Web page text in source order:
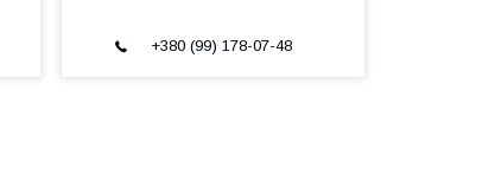
+380 (99) 178-07-48